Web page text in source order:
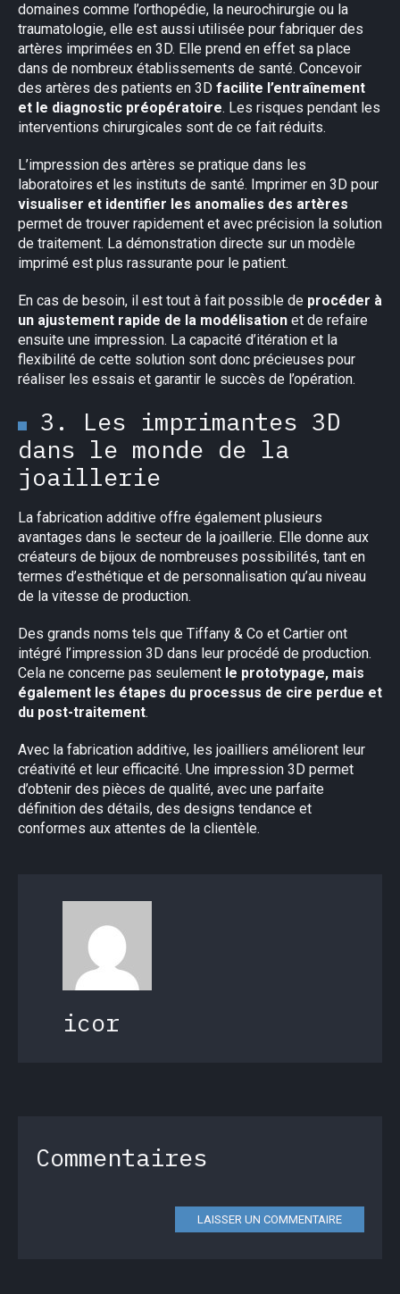
domaines comme l’orthopédie, la neurochirurgie ou la
traumatologie, elle est aussi utilisée pour fabriquer des
artères imprimées en 3D. Elle prend en effet sa place
dans de nombreux établissements de santé. Concevoir
des artères des patients en 3D facilite l’entraînement
et le diagnostic préopératoire. Les risques pendant les
interventions chirurgicales sont de ce fait réduits.
L’impression des artères se pratique dans les
laboratoires et les instituts de santé. Imprimer en 3D pour
visualiser et identifier les anomalies des artères
permet de trouver rapidement et avec précision la solution
de traitement. La démonstration directe sur un modèle
imprimé est plus rassurante pour le patient.
En cas de besoin, il est tout à fait possible de procéder à
un ajustement rapide de la modélisation et de refaire
ensuite une impression. La capacité d’itération et la
flexibilité de cette solution sont donc précieuses pour
réaliser les essais et garantir le succès de l’opération.
3. Les imprimantes 3D
dans le monde de la
joaillerie
La fabrication additive offre également plusieurs
avantages dans le secteur de la joaillerie. Elle donne aux
créateurs de bijoux de nombreuses possibilités, tant en
termes d’esthétique et de personnalisation qu’au niveau
de la vitesse de production.
Des grands noms tels que Tiffany & Co et Cartier ont
intégré l’impression 3D dans leur procédé de production.
Cela ne concerne pas seulement le prototypage, mais
également les étapes du processus de cire perdue et
du post-traitement.
Avec la fabrication additive, les joailliers améliorent leur
créativité et leur efficacité. Une impression 3D permet
d’obtenir des pièces de qualité, avec une parfaite
définition des détails, des designs tendance et
conformes aux attentes de la clientèle.
icor
Commentaires
LAISSER UN COMMENTAIRE